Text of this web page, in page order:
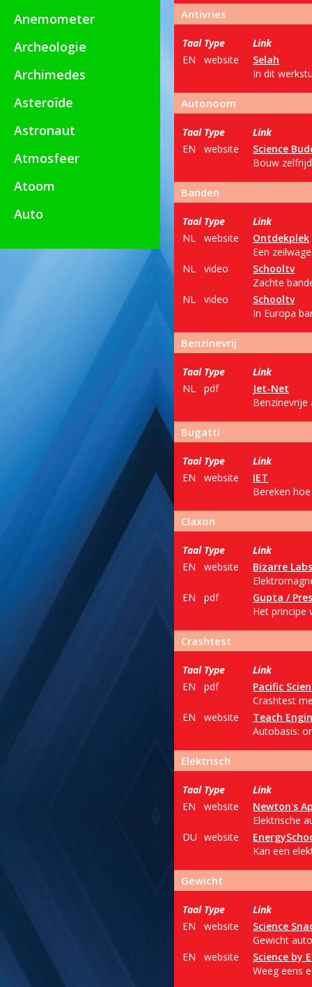
Anemometer
Archeologie
Archimedes
Asteroïde
Astronaut
Atmosfeer
Atoom
Auto
Antivries
Taal Type
Link
EN
website
Selah
In dit
Autonoom
Taal Type
Link
EN
website
Science
Bouw
Banden
Taal Type
Link
NL
website
Ontdekplek
Een
NL
video
Schooltv
Zachte
NL
video
Schooltv
In Europa
Benzinevrij
Taal Type
Link
NL
pdf
Jet-Net
Benzinevrije
Bugatti
Taal Type
Link
EN
website
IET
Bereken
Claxon
Taal Type
Link
EN
website
Bizarre Labs
EN
pdf
Gupta /
Het principe
Crashtest
Taal Type
Link
EN
pdf
Pacific
Crashtest
EN
website
Teach
Autobasis:
Elektrisch
Taal Type
Link
EN
website
Newton's
Elektrische
DU website
Kan een
Gewicht
Taal Type
Link
EN
website
Science
Gewicht
EN
website
Science by
Weeg eens